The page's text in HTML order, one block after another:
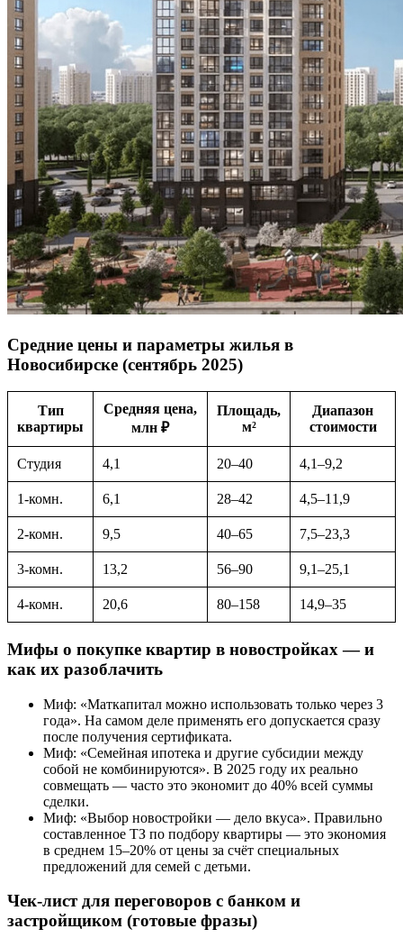
Средние цены и параметры жилья в
Новосибирске (сентябрь 2025)
Тип
квартиры
Средняя цена,
млн ₽
Площадь,
м²
Диапазон
стоимости
Студия 4,1 20–40 4,1–9,2
1-комн. 6,1 28–42 4,5–11,9
2-комн. 9,5 40–65 7,5–23,3
3-комн. 13,2 56–90 9,1–25,1
4-комн. 20,6 80–158 14,9–35
Мифы о покупке квартир в новостройках — и
как их разоблачить
Миф: «Маткапитал можно использовать только через 3
года». На самом деле применять его допускается сразу
после получения сертификата.
Миф: «Семейная ипотека и другие субсидии между
собой не комбинируются». В 2025 году их реально
совмещать — часто это экономит до 40% всей суммы
сделки.
Миф: «Выбор новостройки — дело вкуса». Правильно
составленное ТЗ по подбору квартиры — это экономия
в среднем 15–20% от цены за счёт специальных
предложений для семей с детьми.
Чек-лист для переговоров с банком и
застройщиком (готовые фразы)